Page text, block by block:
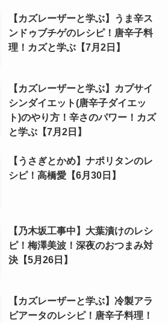
【カズレーザーと学ぶ】うま辛ス
ンドゥブチゲのレシピ！唐辛子料
理！カズと学ぶ【7月2日】
【カズレーザーと学ぶ】カプサイ
シンダイエット(唐辛子ダイエッ
ト)のやり方！辛さのパワー！カズ
と学ぶ【7月2日】
【うさぎとかめ】ナポリタンのレ
シピ！高橋愛【6月30日】
【乃木坂工事中】大葉漬けのレシ
ピ！梅澤美波！深夜のおつまみ対
決【5月26日】
【カズレーザーと学ぶ】冷製アラ
ビアータのレシピ！唐辛子料理！